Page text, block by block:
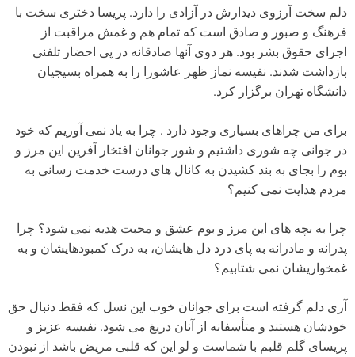
دلم سخت آرزوی دیدارش در آزادی را دارد. پریسا دختری سخت با
فرهنگ و صبور و صادق است که تمام هم و غمش مراقبت از
اجرای حقوق بشر بود. هر دوی آنها صادقانه در پی احضار تلفنی
بازداشت شدند. نفیسه نماز ظهر عاشورا را به همراه بسیجیان
دانشگاه تهران برگزار کرد.
برای من چراهای بسیاری وجود دارد . چرا به یاد نمی آوریم که خود
در جوانی چه شوری داشتیم و شور جوانان افتخار آفرین این مرز و
بوم را بجای به بند کشیدن به کانال های درست خدمت رسانی به
مردم هدایت نمی کنیم؟
چرا به بچه های این مرز و بوم عشق و محبت هدیه نمی شود؟ چرا
پدرانه و مادرانه به پای درد دل هایشان، به درک کمبودهایشان و به
غمخواریشان نمی شتابیم؟
آری دلم گرفته است برای جوانان خوب این نسل که فقط دنبال حق
خودشان هستند و متأسفانه از آنان دریغ می شود. نفیسه عزیز و
پریسای گلم قلبم با شماست و لو این که قلبی مریض باشد از نبودن